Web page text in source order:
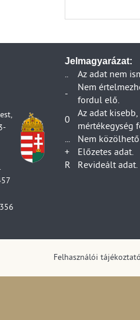
Jelmagyarázat:
..
Az adat nem
-
Nem
fordul elő.
0
Az adat
mértékegység
...
Nem
+
Előzetes adat.
R
Revideált adat.
Felhasználói